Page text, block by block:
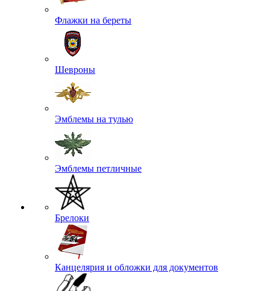
Флажки на береты
Шевроны
Эмблемы на тулью
Эмблемы петличные
Брелоки
Канцелярия и обложки для документов